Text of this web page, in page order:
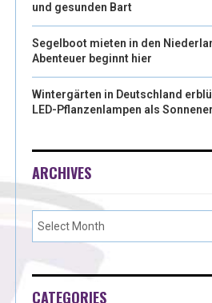
und gesunden Bart
Segelboot mieten in den
Abenteuer beginnt hier
Wintergärten in Deutschland
LED-Pflanzenlampen als
ARCHIVES
CATEGORIES